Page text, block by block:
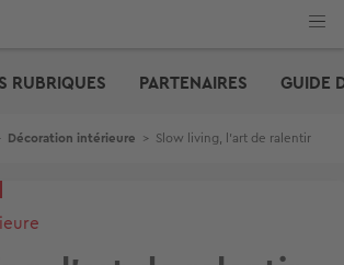
RUBRIQUES PARTENAIRES GUIDE
Décoration intérieure > Slow living, l’art de ralentir